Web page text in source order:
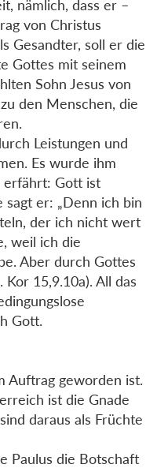
nämlich, dass er –
von Christus
Gesandter, soll er die
Gottes mit seinem
Sohn Jesus von
den Menschen, die
Leistungen und
Es wurde ihm
erfährt: Gott ist
sagt er: „Denn ich bin
der ich nicht wert
weil ich die
Aber durch Gottes
15,9.10a). All das
Gott.
Auftrag geworden ist.
ist die Gnade
daraus als Früchte
Paulus die Botschaft